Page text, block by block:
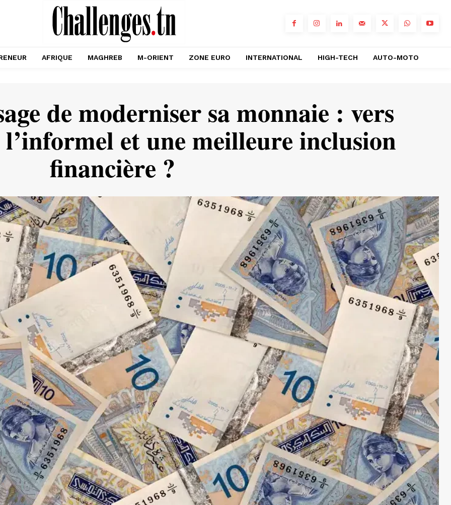
AFRIQUE MAGHREB M-ORIENT ZONE EURO INTERNATIONAL HIGH-TECH AUTO-MOTO
de moderniser sa monnaie : vers
et une meilleure inclusion
financière ?